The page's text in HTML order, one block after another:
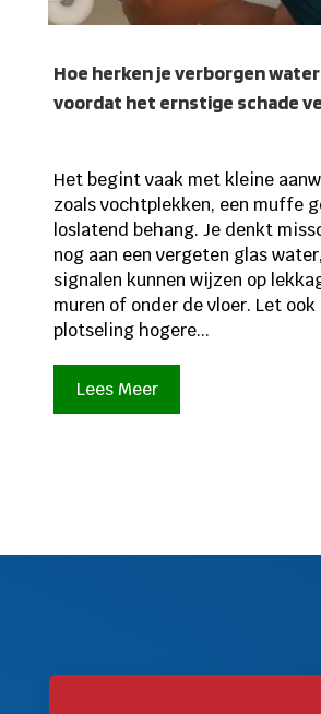
Hoe herken je verborgen
voordat het ernstige schade
Het begint vaak met kleine
zoals vochtplekken, een muffe
loslatend behang. Je denkt
nog aan een vergeten glas
signalen kunnen wijzen op
muren of onder de vloer. Let ook
plotseling hogere...
Lees Meer